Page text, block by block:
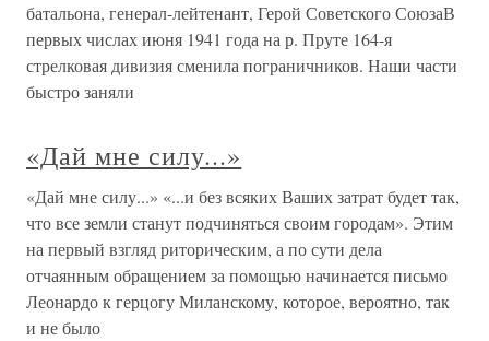
батальона, генерал-лейтенант, Герой Советского СоюзаВ
первых числах июня 1941 года на р. Пруте 164-я
стрелковая диви­зия сменила пограничников. Наши части
быстро заняли
«Дай мне силу...»
«Дай мне силу...» «...и без всяких Ваших затрат будет так,
что все земли станут подчиняться своим городам». Этим
на первый взгляд риторическим, а по сути дела
отчаянным обращением за помощью начинается письмо
Леонардо к герцогу Миланскому, которое, вероятно, так
и не было